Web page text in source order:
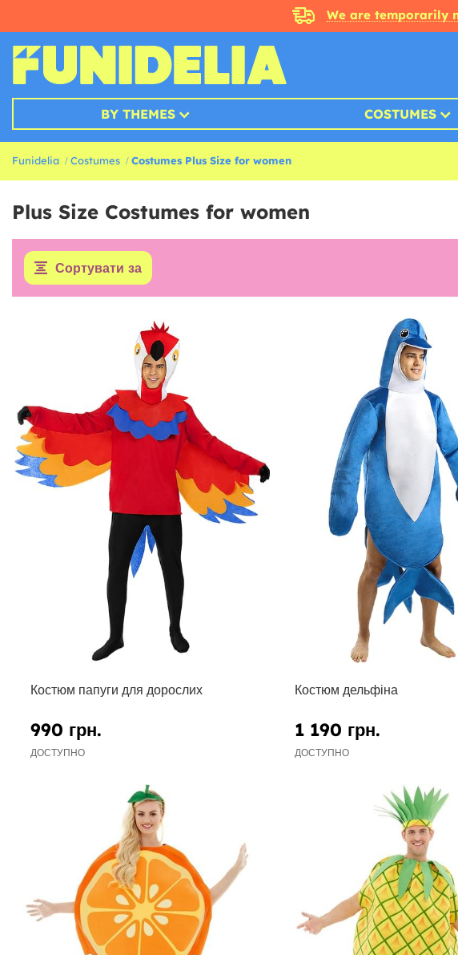
We are temporarily
BY THEMES COSTUMES
Funidelia Costumes Costumes Plus Size for women
Plus Size Costumes for women
Сортувати за
Костюм папуги для дорослих
990 грн.
ДОСТУПНО
Костюм дельфіна
1 190 грн.
ДОСТУПНО